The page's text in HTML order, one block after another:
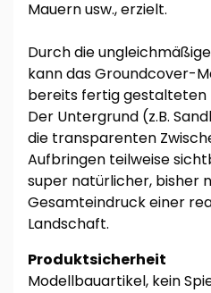
Mauern usw., erzielt.
Durch die
kann das Groundcover-
bereits fertig gestalteten
Der Untergrund (z.B.
die transparenten
Aufbringen teilweise
super natürlicher, bisher
Gesamteindruck einer
Landschaft.
Produktsicherheit
Modellbauartikel, kein